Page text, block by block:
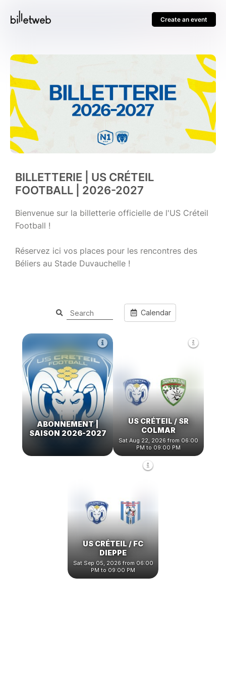
Create an event
BILLETTERIE | US CRÉTEIL
FOOTBALL | 2026-2027
Bienvenue sur la billetterie officielle de l'US Créteil
Football !
Réservez ici vos places pour les rencontres des
Béliers au Stade Duvauchelle !